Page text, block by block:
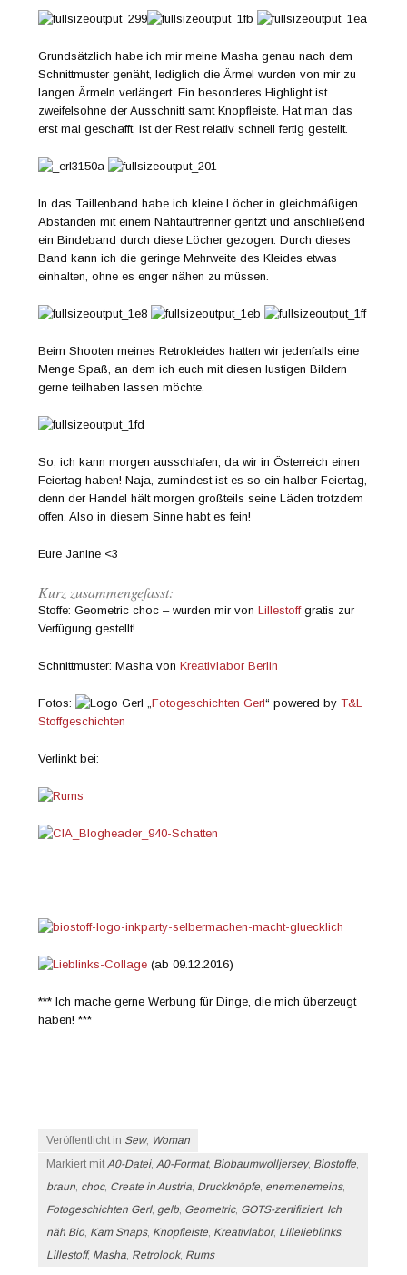
Grundsätzlich habe ich mir meine Masha genau nach dem
Schnittmuster genäht, lediglich die Ärmel wurden von mir zu
langen Ärmeln verlängert. Ein besonderes Highlight ist
zweifelsohne der Ausschnitt samt Knopfleiste. Hat man das
erst mal geschafft, ist der Rest relativ schnell fertig gestellt.
In das Taillenband habe ich kleine Löcher in gleichmäßigen
Abständen mit einem Nahtauftrenner geritzt und anschließend
ein Bindeband durch diese Löcher gezogen. Durch dieses
Band kann ich die geringe Mehrweite des Kleides etwas
einhalten, ohne es enger nähen zu müssen.
Beim Shooten meines Retrokleides hatten wir jedenfalls eine
Menge Spaß, an dem ich euch mit diesen lustigen Bildern
gerne teilhaben lassen möchte.
So, ich kann morgen ausschlafen, da wir in Österreich einen
Feiertag haben! Naja, zumindest ist es so ein halber Feiertag,
denn der Handel hält morgen großteils seine Läden trotzdem
offen. Also in diesem Sinne habt es fein!
Eure Janine <3
Kurz zusammengefasst:
Stoffe: Geometric choc – wurden mir vonLillestoffgratis zur
Verfügung gestellt!
Schnittmuster: Masha vonKreativlabor Berlin
Fotos: „Fotogeschichten Gerl“ powered byT&L
Stoffgeschichten
Verlinkt bei:
(ab 09.12.2016)
*** Ich mache gerne Werbung für Dinge, die mich überzeugt
haben! ***
Veröffentlicht in Sew, Woman
Markiert mitA0-Datei,A0-Format, Biobaumwolljersey, Biostoffe,
braun, choc, Create in Austria, Druckknöpfe, enemenemeins,
Fotogeschichten Gerl, gelb, Geometric, GOTS-zertifiziert, Ich
näh Bio, Kam Snaps, Knopfleiste, Kreativlabor, Lillelieblinks,
Lillestoff, Masha, Retrolook, Rums